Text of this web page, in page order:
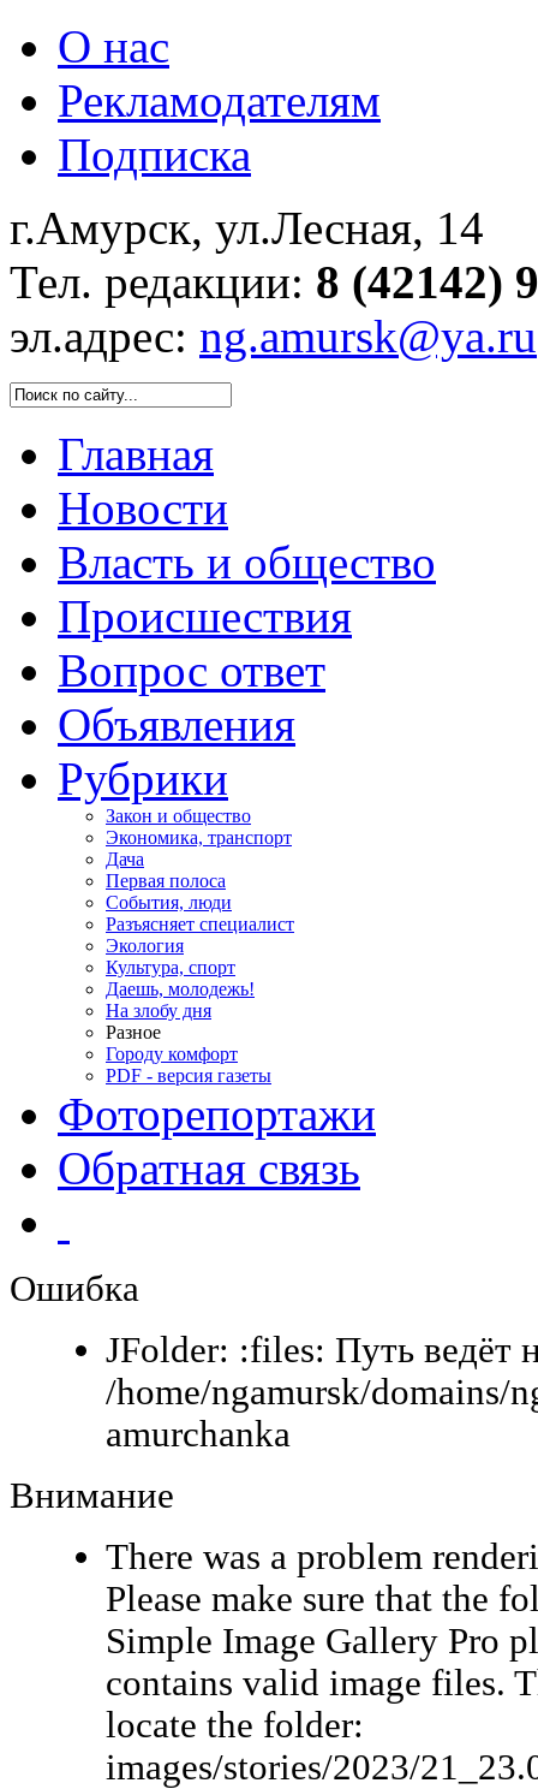
О нас
Рекламодателям
Подписка
г.Амурск, ул.Лесная, 14
Тел. редакции: 8 (42142)
эл.адрес: ng.amursk@ya.ru
Главная
Новости
Власть и общество
Происшествия
Вопрос ответ
Объявления
Рубрики
Закон и общество
Экономика, транспорт
Дача
Первая полоса
События, люди
Разъясняет специалист
Экология
Культура, спорт
Даешь, молодежь!
На злобу дня
Разное
Городу комфорт
PDF - версия газеты
Фоторепортажи
Обратная связь
Ошибка
JFolder: :files: Путь ведёт
/home/ngamursk/domains/
amurchanka
Внимание
There was a problem
Please make sure that the
Simple Image Gallery Pro
contains valid image files.
locate the folder:
images/stories/2023/